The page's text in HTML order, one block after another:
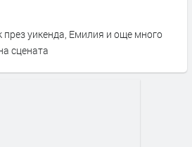
през уикенда, Емилия и още много
сцената